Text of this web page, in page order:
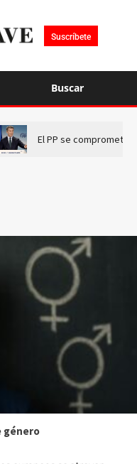
Suscríbete
Buscar
El PP se compromete
género